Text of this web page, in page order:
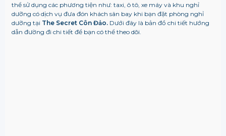
thể sử dụng các phương tiện như: taxi, ô tô, xe máy và khu nghỉ
dưỡng có dịch vụ đưa đón khách sân bay khi bạn đặt phòng nghỉ
dưỡng tại The Secret Côn Đảo. Dưới đây là bản đồ chi tiết hướng
dẫn đường đi chi tiết để bạn có thể theo dõi.